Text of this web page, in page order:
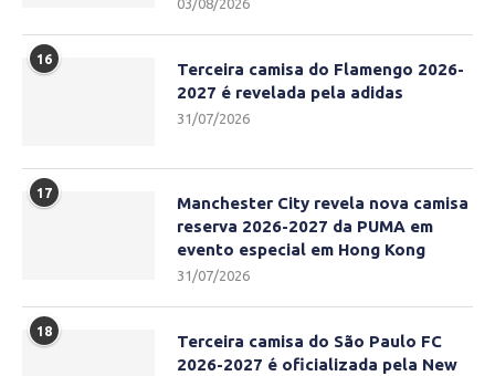
03/08/2026
16
Terceira camisa do Flamengo 2026-
2027 é revelada pela adidas
31/07/2026
17
Manchester City revela nova camisa
reserva 2026-2027 da PUMA em
evento especial em Hong Kong
31/07/2026
18
Terceira camisa do São Paulo FC
2026-2027 é oficializada pela New